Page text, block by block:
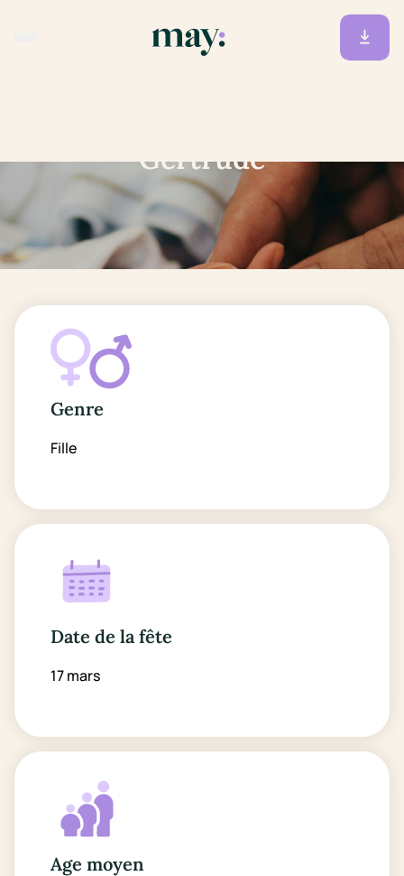
Gertrude
Genre
Fille
Date de la fête
17 mars
Age moyen